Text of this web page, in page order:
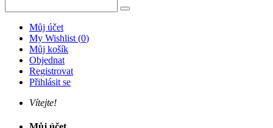
Můj účet
My Wishlist (0)
Můj košík
Objednat
Registrovat
Přihlásit se
Vítejte!